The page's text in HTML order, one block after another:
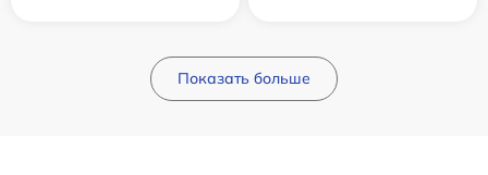
Показать больше